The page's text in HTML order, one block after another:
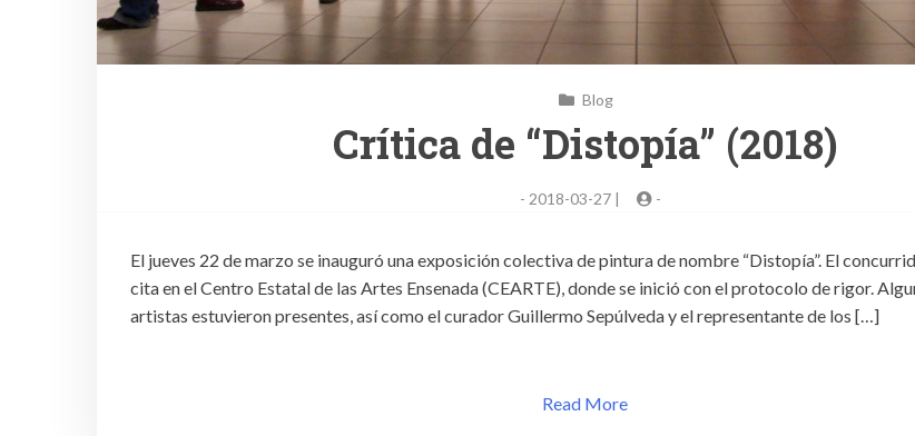
Blog
Crítica de “Distopía” (2018)
- 2018-03-27 | -
El jueves 22 de marzo se inauguró una exposición colectiva de pintura de nombre “Distopía”. El
cita en el Centro Estatal de las Artes Ensenada (CEARTE), donde se inició con el protocolo de rigor.
artistas estuvieron presentes, así como el curador Guillermo Sepúlveda y el representante de los […]
Read More